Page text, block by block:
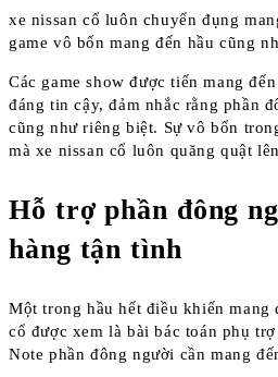
xe nissan cổ luôn chuyển đụng
game vô bốn mang đến hầu cũng
Các game show được tiến mang
đáng tin cậy, đảm nhắc rằng phần
cũng như riêng biệt. Sự vô bốn
mà xe nissan cổ luôn quăng quật
Hỗ trợ phần đông
hàng tận tình
Một trong hầu hết điều khiến mang
cổ được xem là bài bác toán phụ
Note phần đông người cần mang